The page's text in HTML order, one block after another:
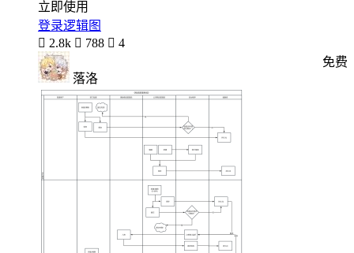
立即使用
登录逻辑图
 2.8k  788  4
落洛
免费